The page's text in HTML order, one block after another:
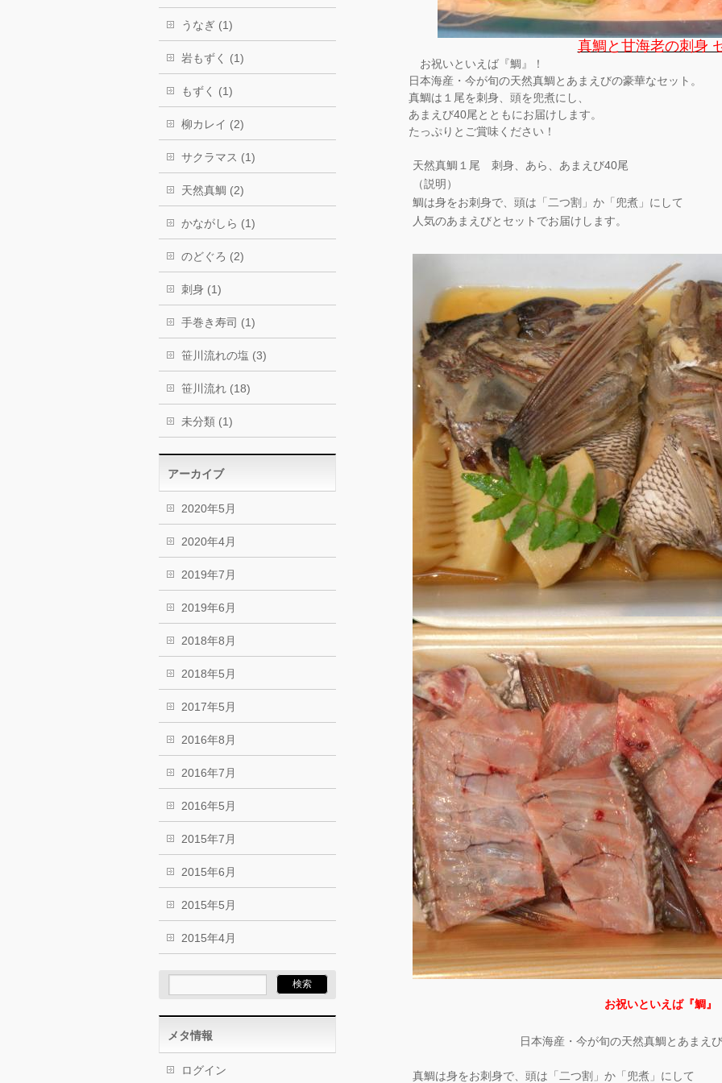
真鯛と甘海老の刺身
お祝いといえば『鯛』！
日本海産・今が旬の天然真鯛とあまえびの豪華なセット。
真鯛は１尾を刺身、頭を兜煮にし、
あまえび40尾とともにお届けします。
たっぷりとご賞味ください！
天然真鯛１尾 刺身、あら、あまえび40尾
（説明）
鯛は身をお刺身で、頭は「二つ割」か「兜煮」にして
人気のあまえびとセットでお届けします。
お祝いといえば『鯛』
日本海産・今が旬の天然真鯛とあまえ
真鯛は身をお刺身で、頭は「二つ割」か「兜煮」にして
うなぎ (1)
岩もずく (1)
もずく (1)
柳カレイ (2)
サクラマス (1)
天然真鯛 (2)
かながしら (1)
のどぐろ (2)
刺身 (1)
手巻き寿司 (1)
笹川流れの塩 (3)
笹川流れ (18)
未分類 (1)
アーカイブ
2020年5月
2020年4月
2019年7月
2019年6月
2018年8月
2018年5月
2017年5月
2016年8月
2016年7月
2016年5月
2015年7月
2015年6月
2015年5月
2015年4月
メタ情報
ログイン